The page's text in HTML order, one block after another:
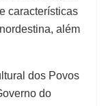
características
além
dos Povos
do